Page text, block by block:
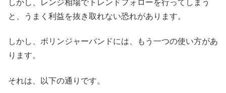
しかし、レンジ相場でトレンドフォローを行ってしまう
と、うまく利益を抜き取れない恐れがあります。
しかし、ボリンジャーバンドには、もう一つの使い方があ
ります。
それは、以下の通りです。